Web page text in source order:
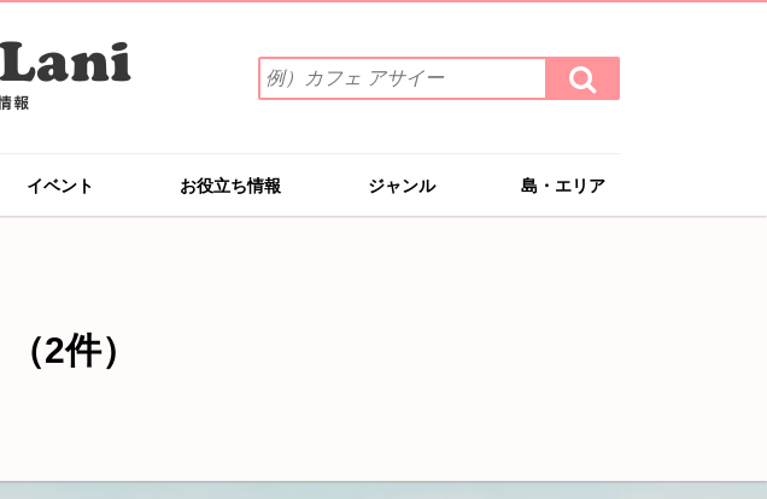
索
ワ
を
入
ー
検
索
す
イベント お役立ち情報 ジャンル 島・エリア
（2件）